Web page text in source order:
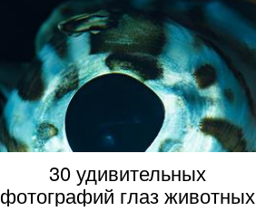
30 удивительных
фотографий глаз животных